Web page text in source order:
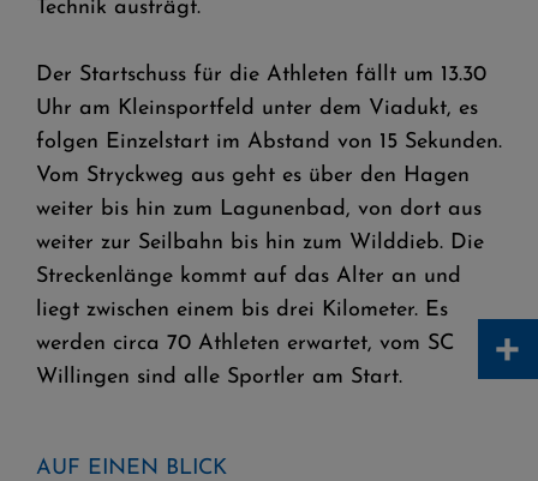
Technik austrägt.
Der Startschuss für die Athleten fällt um 13.30
Uhr am Kleinsportfeld unter dem Viadukt, es
folgen Einzelstart im Abstand von 15 Sekunden.
Vom Stryckweg aus geht es über den Hagen
weiter bis hin zum Lagunenbad, von dort aus
weiter zur Seilbahn bis hin zum Wilddieb. Die
Streckenlänge kommt auf das Alter an und
liegt zwischen einem bis drei Kilometer. Es
werden circa 70 Athleten erwartet, vom SC
Willingen sind alle Sportler am Start.
AUF EINEN BLICK
+